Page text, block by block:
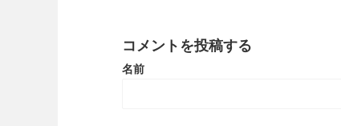
コメントを投稿する
名前